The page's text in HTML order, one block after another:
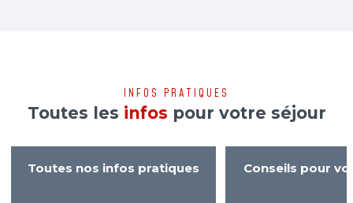
INFOS PRATIQUES
Toutes les infos pour votre séjour
Toutes nos infos pratiques Conseils pour